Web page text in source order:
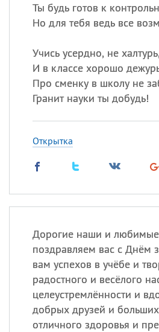
Ты будь готов к
Но для тебя ведь все
Учись усердно, не
И в классе хорошо
Про сменку в школу не
Гранит науки ты добудь!
Открытка
Дорогие наши и любимые
поздравляем вас с Днём
вам успехов в учёбе и
радостного и весёлого
целеустремлённости и
добрых друзей и
отличного здоровья и